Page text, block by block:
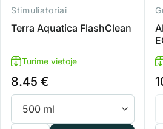
Stimuliatoriai
Terra Aquatica FlashClean
Turime vietoje
8.45 €